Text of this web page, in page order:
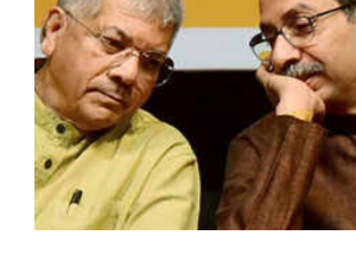
Election
2024
:
निवडणुकीची
घोषणा
मात्र